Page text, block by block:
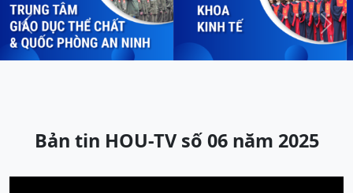
Previous Next
Bản tin HOU-TV số 06 năm 2025